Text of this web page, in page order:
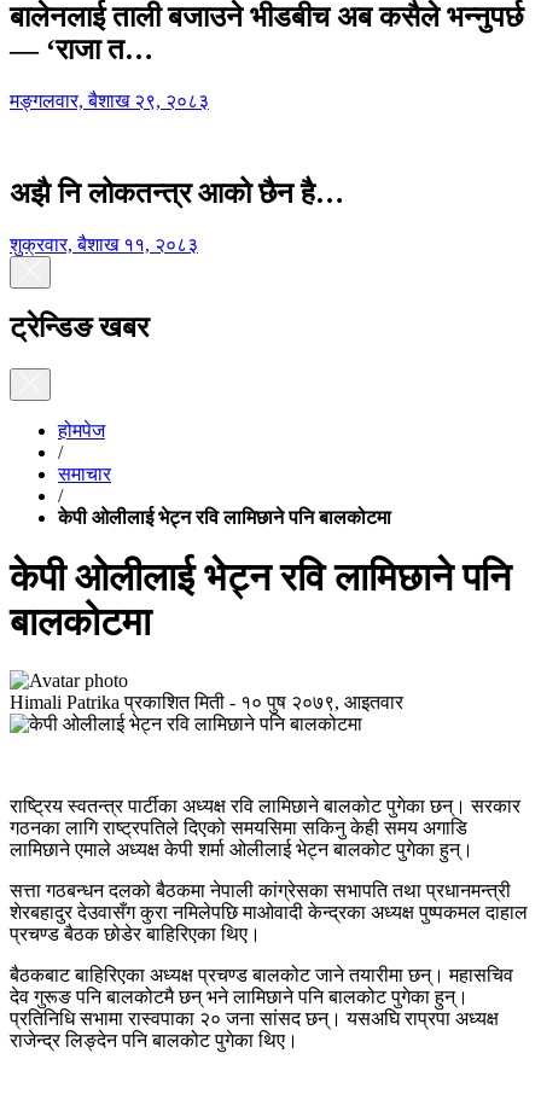
बालेनलाई ताली बजाउने भीडबीच अब कसैले भन्नुपर्छ
— ‘राजा त…
मङ्गलवार, बैशाख २९, २०८३
अझै नि लोकतन्त्र आको छैन है…
शुक्रवार, बैशाख ११, २०८३
ट्रेन्डिङ खबर
होमपेज
/
समाचार
/
केपी ओलीलाई भेट्न रवि लामिछाने पनि बालकोटमा
केपी ओलीलाई भेट्न रवि लामिछाने पनि
बालकोटमा
Himali Patrika प्रकाशित मिती - १० पुष २०७९, आइतवार
राष्ट्रिय स्वतन्त्र पार्टीका अध्यक्ष रवि लामिछाने बालकोट पुगेका छन्। सरकार
गठनका लागि राष्ट्रपतिले दिएको समयसिमा सकिनु केही समय अगाडि
लामिछाने एमाले अध्यक्ष केपी शर्मा ओलीलाई भेट्न बालकोट पुगेका हुन्।
सत्ता गठबन्धन दलको बैठकमा नेपाली कांग्रेसका सभापति तथा प्रधानमन्त्री
शेरबहादुर देउवासँग कुरा नमिलेपछि माओवादी केन्द्रका अध्यक्ष पुष्पकमल दाहाल
प्रचण्ड बैठक छोडेर बाहिरिएका थिए।
बैठकबाट बाहिरिएका अध्यक्ष प्रचण्ड बालकोट जाने तयारीमा छन्। महासचिव
देव गुरूङ पनि बालकोटमै छन् भने लामिछाने पनि बालकोट पुगेका हुन्।
प्रतिनिधि सभामा रास्वपाका २० जना सांसद छन्। यसअघि राप्रपा अध्यक्ष
राजेन्द्र लिङ्देन पनि बालकोट पुगेका थिए।